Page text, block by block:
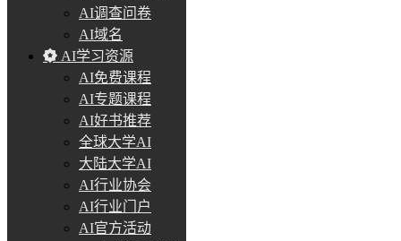
AI调查问卷
AI域名
AI学习资源
AI免费课程
AI专题课程
AI好书推荐
全球大学AI
大陆大学AI
AI行业协会
AI行业门户
AI官方活动